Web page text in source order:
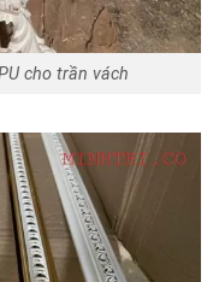
cho trần vách